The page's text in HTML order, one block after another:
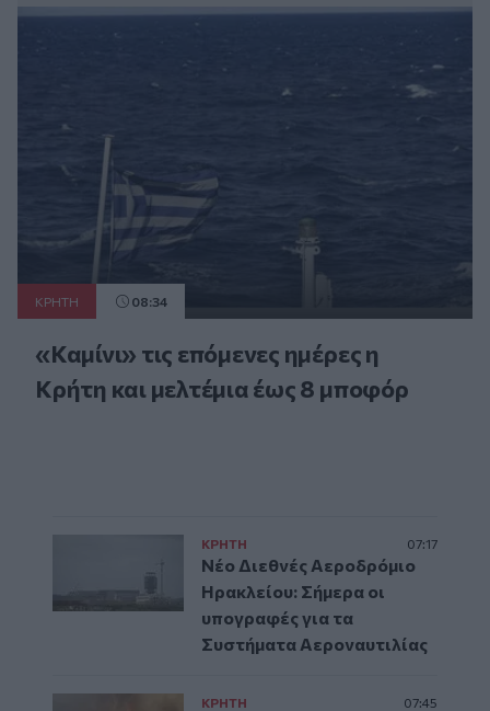
ΚΡΗΤΗ 08:34
«Καμίνι» τις επόμενες ημέρες η
Κρήτη και μελτέμια έως 8 μποφόρ
ΚΡΗΤΗ 07:17
Νέο Διεθνές Αεροδρόμιο
Ηρακλείου: Σήμερα οι
υπογραφές για τα
Συστήματα Αεροναυτιλίας
ΚΡΗΤΗ 07:45